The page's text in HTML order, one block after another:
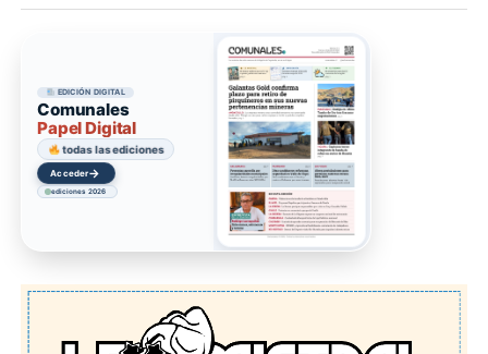
EDICIÓN DIGITAL
Comunales
Papel Digital
todas las ediciones
Acceder→
ediciones 2026